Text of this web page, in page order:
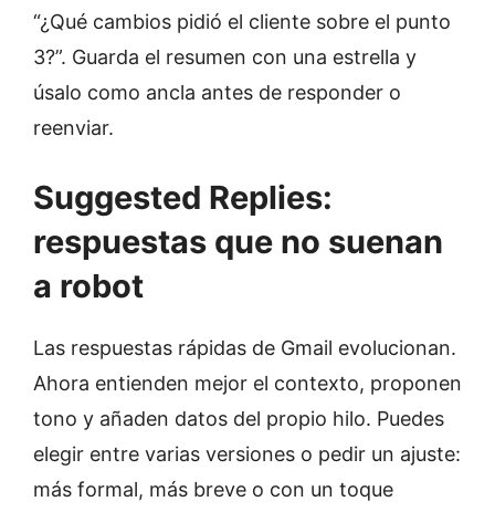
“¿Qué cambios pidió el cliente sobre el punto
3?”. Guarda el resumen con una estrella y
úsalo como ancla antes de responder o
reenviar.
Suggested Replies:
respuestas que no suenan
a robot
Las respuestas rápidas de Gmail evolucionan.
Ahora entienden mejor el contexto, proponen
tono y añaden datos del propio hilo. Puedes
elegir entre varias versiones o pedir un ajuste:
más formal, más breve o con un toque